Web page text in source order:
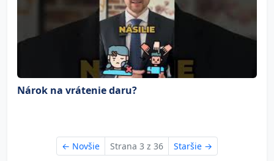
Nárok na vrátenie daru?
← Novšie Strana 3 z 36 Staršie →